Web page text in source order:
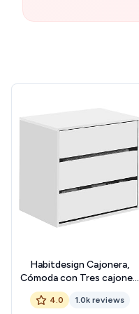
Habitdesign Cajonera,
Cómoda con Tres cajones,
Acabado en Blanco Mate,
Dimensiones: 60 cm
4.0 1.0k reviews